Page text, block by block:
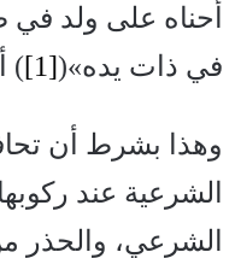
أحناه على ولد
في ذات يده»([1]
)
وهذا بشرط أن
الشرعية عند
الشرعي، والحذر